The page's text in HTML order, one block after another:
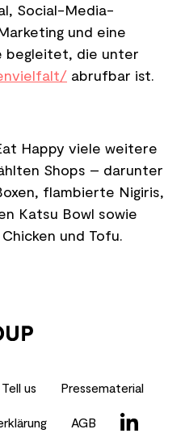
Social-Media-
und eine
begleitet, die unter
abrufbar ist.
Happy viele weitere
Shops – darunter
flambierte Nigiris,
Katsu Bowl sowie
und Tofu.
Tell us Pressematerial
AGB